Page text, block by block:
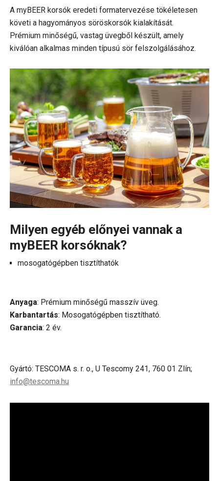
A myBEER korsók eredeti formatervezése tökéletesen
követi a hagyományos söröskorsók kialakítását.
Prémium minőségű, vastag üvegből készült, amely
kiválóan alkalmas minden típusú sör felszolgálásához.
Milyen egyéb előnyei vannak a
myBEER korsóknak?
mosogatógépben tisztíthatók
Anyaga: Prémium minőségű masszív üveg.
Karbantartás: Mosogatógépben tisztítható.
Garancia: 2 év.
Gyártó: TESCOMA s. r. o., U Tescomy 241, 760 01 Zlín;
info@tescoma.hu